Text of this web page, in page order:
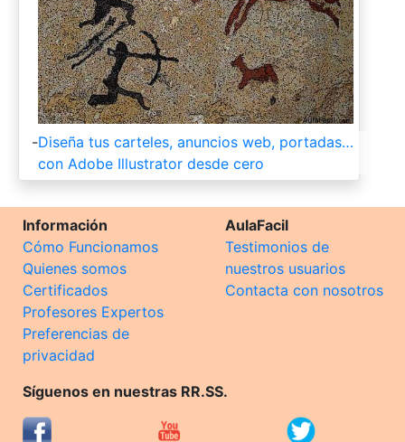
-Diseña tus carteles, anuncios web, portadas…
con Adobe Illustrator desde cero
Información
Cómo Funcionamos
Quienes somos
Certificados
Profesores Expertos
Preferencias de
privacidad
AulaFacil
Testimonios de
nuestros usuarios
Contacta con nosotros
Síguenos en nuestras RR.SS.